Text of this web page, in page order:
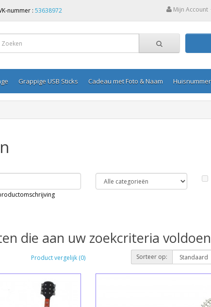
nummer : 53638972 Mijn Account
Grappige USB Sticks Cadeau met Foto & Naam
die aan uw zoekcriteria voldoen
Product vergelijk (0) Sorteer op: